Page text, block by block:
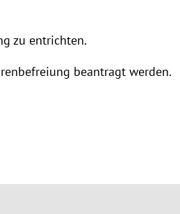
zu entrichten.
beantragt werden.